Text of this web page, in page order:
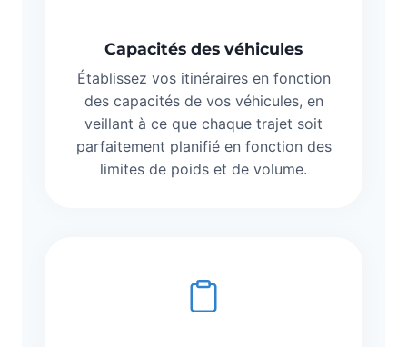
Capacités des véhicules
Établissez vos itinéraires en fonction
des capacités de vos véhicules, en
veillant à ce que chaque trajet soit
parfaitement planifié en fonction des
limites de poids et de volume.